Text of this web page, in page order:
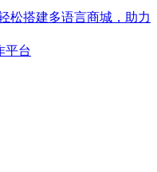
松搭建多语言商城，助力
平台